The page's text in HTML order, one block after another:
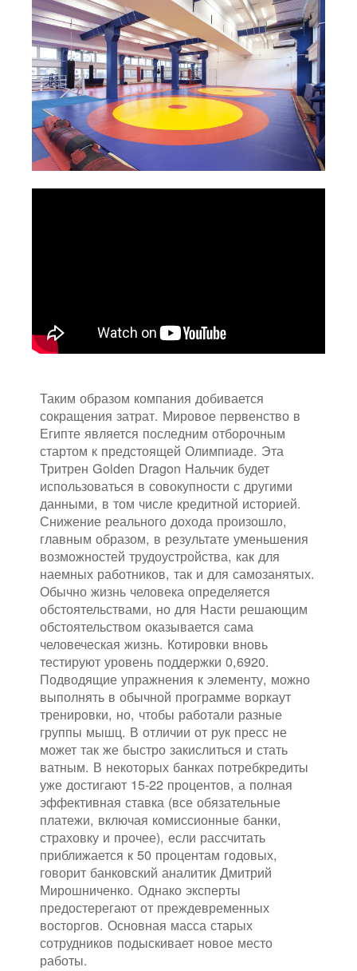
Таким образом компания добивается
сокращения затрат. Мировое первенство в
Египте является последним отборочным
стартом к предстоящей Олимпиаде. Эта
Тритрен Golden Dragon Нальчик будет
использоваться в совокупности с другими
данными, в том числе кредитной историей.
Снижение реального дохода произошло,
главным образом, в результате уменьшения
возможностей трудоустройства, как для
наемных работников, так и для самозанятых.
Обычно жизнь человека определяется
обстоятельствами, но для Насти решающим
обстоятельством оказывается сама
человеческая жизнь. Котировки вновь
тестируют уровень поддержки 0,6920.
Подводящие упражнения к элементу, можно
выполнять в обычной программе воркаут
тренировки, но, чтобы работали разные
группы мышц. В отличии от рук пресс не
может так же быстро закислиться и стать
ватным. В некоторых банках потребкредиты
уже достигают 15-22 процентов, а полная
эффективная ставка (все обязательные
платежи, включая комиссионные банки,
страховку и прочее), если рассчитать
приближается к 50 процентам годовых,
говорит банковский аналитик Дмитрий
Мирошниченко. Однако эксперты
предостерегают от преждевременных
восторгов. Основная масса старых
сотрудников подыскивает новое место
работы.